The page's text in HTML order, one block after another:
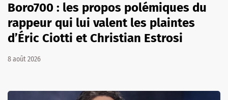
Boro700 : les propos polémiques du
rappeur qui lui valent les plaintes
d’Éric Ciotti et Christian Estrosi
8 août 2026